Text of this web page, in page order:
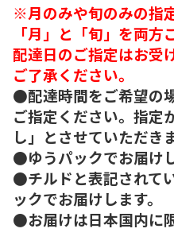
※月のみや旬のみの指
「月」と「旬」を両方
配達日のご指定はお受
ご了承ください。
●配達時間をご希望の
ご指定ください。指定
し」とさせていただき
●ゆうパックでお届けし
●チルドと表記されて
ックでお届けします。
●お届けは日本国内に